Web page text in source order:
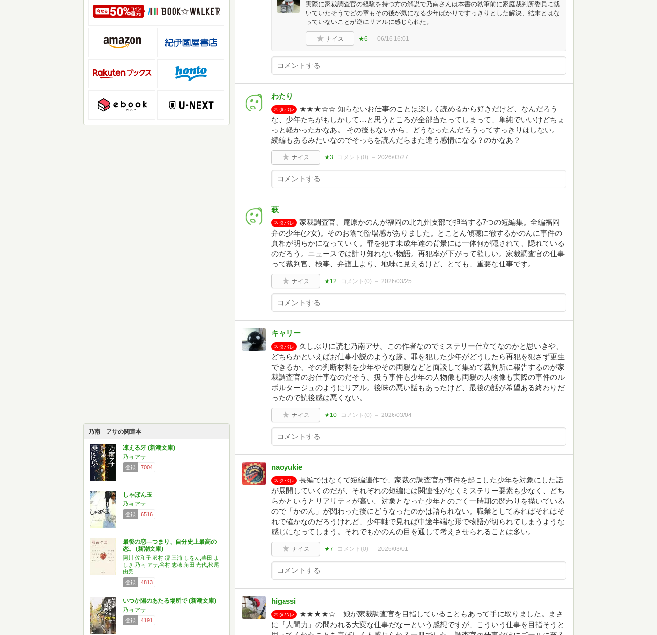
乃南 アサの関連本
凍える牙 (新潮文庫)
乃南 アサ
登録
7004
しゃぼん玉
乃南 アサ
登録
6516
最後の恋―つまり、自分史上最高の
恋。 (新潮文庫)
阿川 佐和子,沢村 凜,三浦 しをん,柴田 よ
しき,乃南 アサ,谷村 志穂,角田 光代,松尾
由美
登録
4813
いつか陽のあたる場所で (新潮文庫)
乃南 アサ
登録
4191
実際に家裁調査官の経験を持つ方の解説で乃南さんは本書の執筆前に家庭裁判所委員に就
いていたそうでどの章もその後が気になる少年ばかりですっきりとした解決、結末とはな
っていないことが逆にリアルに感じられた。
ナイス ★6 06/16 16:01
わたり
ネタバレ
★★★☆☆ 知らないお仕事のことは楽しく読めるから好きだけど、なんだろう
な、少年たちがもしかして…と思うところが全部当たってしまって、単純でいいけどちょ
っと軽かったかなあ。 その後もないから、どうなったんだろうってすっきりはしない。
続編もあるみたいなのでそっちを読んだらまた違う感情になる？のかなあ？
ナイス ★3 コメント(0) 2026/03/27
萩
ネタバレ
家裁調査官、庵原かのんが福岡の北九州支部で担当する7つの短編集。全編福岡
弁の少年(少女)。そのお陰で臨場感がありました。とことん傾聴に徹するかのんに事件の
真相が明らかになっていく。罪を犯す未成年達の背景には一体何が隠されて、隠れている
のだろう。ニュースでは計り知れない物語。再犯率が下がって欲しい。家裁調査官の仕事
って裁判官、検事、弁護士より、地味に見えるけど、とても、重要な仕事です。
ナイス ★12 コメント(0) 2026/03/25
キャリー
ネタバレ
久しぶりに読む乃南アサ。この作者なのでミステリー仕立てなのかと思いきや、
どちらかといえばお仕事小説のような趣。罪を犯した少年がどうしたら再犯を犯さず更生
できるか、その判断材料を少年やその両親などと面談して集めて裁判所に報告するのが家
裁調査官のお仕事なのだそう。扱う事件も少年の人物像も両親の人物像も実際の事件のル
ポルタージュのようにリアル。後味の悪い話もあったけど、最後の話が希望ある終わりだ
ったので読後感は悪くない。
ナイス ★10 コメント(0) 2026/03/04
naoyukie
ネタバレ
長編ではなくて短編連作で、家裁の調査官が事件を起こした少年を対象にした話
が展開していくのだが、それぞれの短編には関連性がなくミステリー要素も少なく、どち
らかというとリアリティが高い。対象となった少年とのごく一時期の関わりを描いている
ので「かのん」が関わった後にどうなったのかは語られない。職業としてみればそれはそ
れで確かなのだろうけれど、少年軸で見れば中途半端な形で物語が切られてしまうような
感じになってしまう。それでもかのんの目を通して考えさせられることは多い。
ナイス ★7 コメント(0) 2026/03/01
higassi
ネタバレ
★★★★☆ 娘が家裁調査官を目指していることもあって手に取りました。まさ
に「人間力」の問われる大変な仕事だなーという感想ですが、こういう仕事を目指そうと